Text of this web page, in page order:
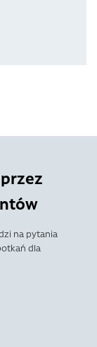
na pytania
dla